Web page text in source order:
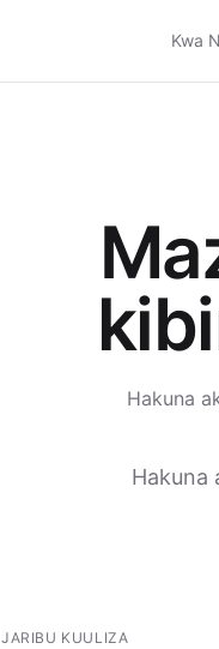
Kwa
Hakuna
Hakuna
JARIBU KUULIZA